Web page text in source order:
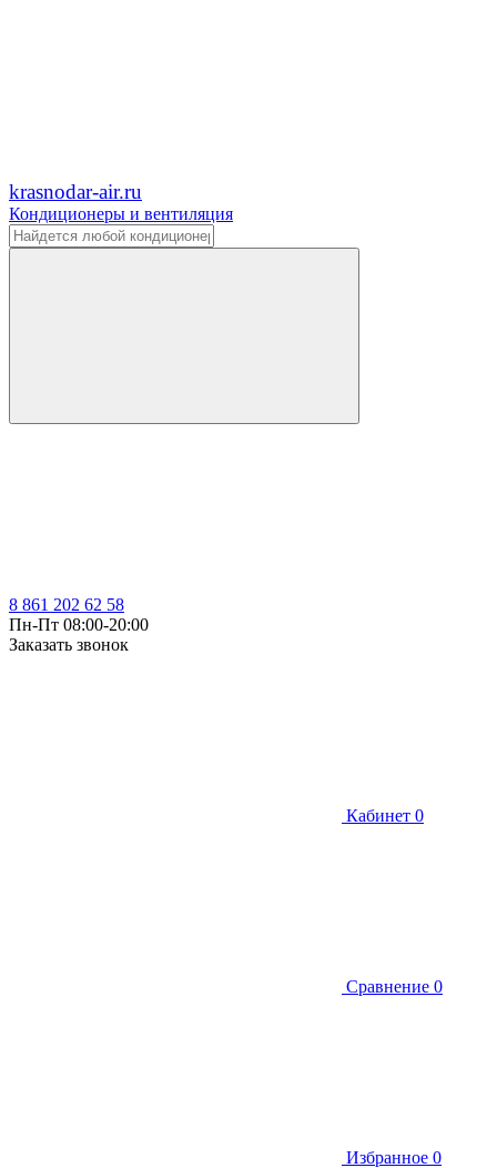
krasnodar-air.ru
Кондиционеры и вентиляция
8 861 202 62 58
Пн-Пт 08:00-20:00
Заказать звонок
Кабинет 0
Сравнение 0
Избранное 0